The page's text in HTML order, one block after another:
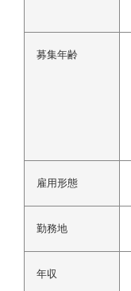
募集年齢
雇用形態
勤務地
年収